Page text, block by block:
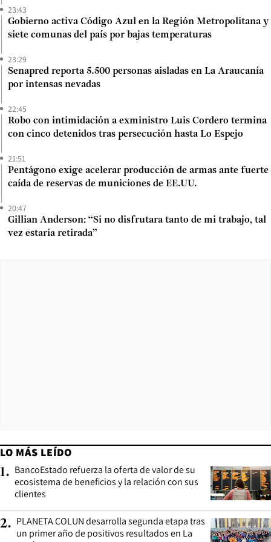
23:43
Gobierno activa Código Azul en la Región Metropolitana y
siete comunas del país por bajas temperaturas
23:29
Senapred reporta 5.500 personas aisladas en La Araucanía
por intensas nevadas
22:45
Robo con intimidación a exministro Luis Cordero termina
con cinco detenidos tras persecución hasta Lo Espejo
21:51
Pentágono exige acelerar producción de armas ante fuerte
caída de reservas de municiones de EE.UU.
20:47
Gillian Anderson: “Si no disfrutara tanto de mi trabajo, tal
vez estaría retirada”
LO MÁS LEÍDO
1. BancoEstado refuerza la oferta de valor de su
ecosistema de beneficios y la relación con sus
clientes
2. PLANETA COLUN desarrolla segunda etapa tras
un primer año de positivos resultados en La